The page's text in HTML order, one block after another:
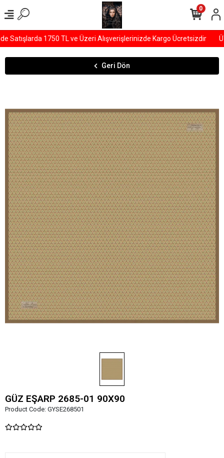
1750 TL ve Üzeri Alışverişlerinizde Kargo Ücretsizdir
0
Geri Dön
GÜZ EŞARP 2685-01 90X90
Product Code: GYSE268501